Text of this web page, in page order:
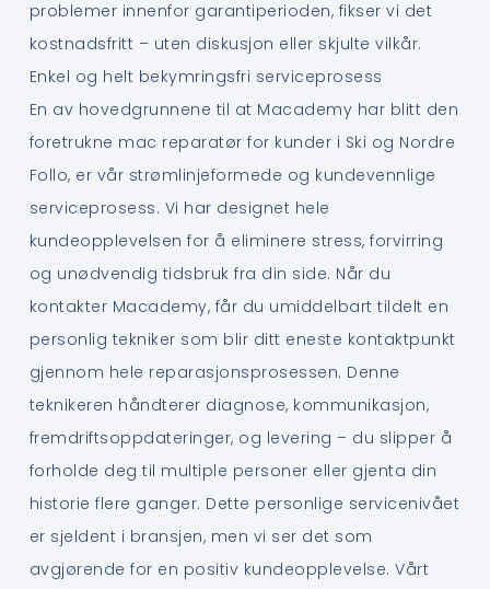
problemer innenfor garantiperioden, fikser vi det
kostnadsfritt – uten diskusjon eller skjulte vilkår.
Enkel og helt bekymringsfri serviceprosess
En av hovedgrunnene til at Macademy har blitt den
foretrukne mac reparatør for kunder i Ski og Nordre
Follo, er vår strømlinjeformede og kundevennlige
serviceprosess. Vi har designet hele
kundeopplevelsen for å eliminere stress, forvirring
og unødvendig tidsbruk fra din side. Når du
kontakter Macademy, får du umiddelbart tildelt en
personlig tekniker som blir ditt eneste kontaktpunkt
gjennom hele reparasjonsprosessen. Denne
teknikeren håndterer diagnose, kommunikasjon,
fremdriftsoppdateringer, og levering – du slipper å
forholde deg til multiple personer eller gjenta din
historie flere ganger. Dette personlige servicenivået
er sjeldent i bransjen, men vi ser det som
avgjørende for en positiv kundeopplevelse. Vårt